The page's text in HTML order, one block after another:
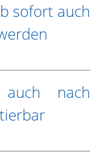
sofort auch
auch nach